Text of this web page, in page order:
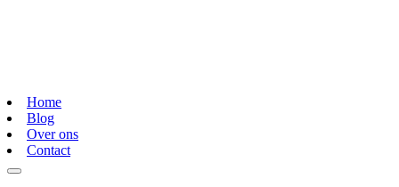
Home
Blog
Over ons
Contact